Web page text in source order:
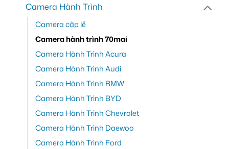
Camera Hành Trình
Camera cập lề
Camera hành trình 70mai
Camera Hành Trình Acura
Camera Hành Trình Audi
Camera Hành Trình BMW
Camera Hành Trình BYD
Camera Hành Trình Chevrolet
Camera Hành Trình Daewoo
Camera Hành Trình Ford